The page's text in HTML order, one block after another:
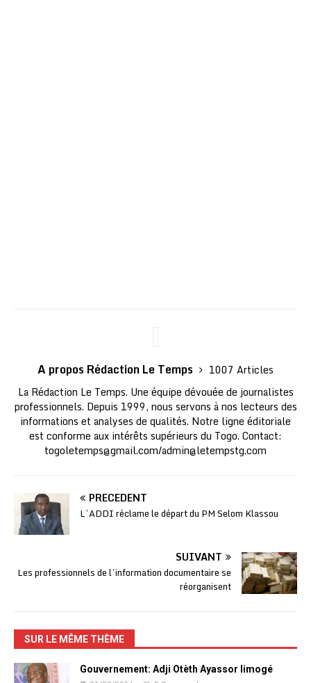
A propos Rédaction Le Temps
1007 Articles
La Rédaction Le Temps. Une équipe dévouée de journalistes
professionnels. Depuis 1999, nous servons à nos lecteurs des
informations et analyses de qualités. Notre ligne éditoriale
est conforme aux intérêts supérieurs du Togo. Contact:
togoletemps@gmail.com/admin@letempstg.com
PRÉCÉDENT
L’ADDI réclame le départ du PM Selom Klassou
SUIVANT
Les professionnels de l’information documentaire se
réorganisent
SUR LE MÊME THÈME
Gouvernement: Adji Otèth Ayassor limogé